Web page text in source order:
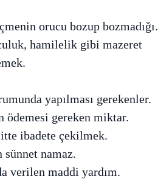
orucu bozup bozmadığı.
hamilelik gibi mazeret
yapılması gerekenler.
ödemesi gereken miktar.
ibadete çekilmek.
sünnet namaz.
verilen maddi yardım.